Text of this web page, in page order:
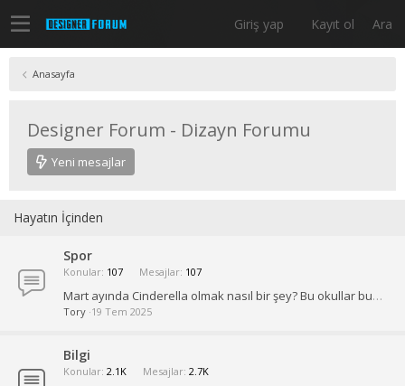
Giriş yap Kayıt ol Ara
Anasayfa
Designer Forum - Dizayn Forumu
Yeni mesajlar
Hayatın İçinden
Spor
Konular 107 Mesajlar 107
Mart ayında Cinderella olmak nasıl bir şey? Bu okullar bunu biliyor.
Tory 19 Tem 2025
Bilgi
Konular 2.1K Mesajlar 2.7K